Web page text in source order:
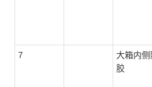
7
大箱内侧
胶